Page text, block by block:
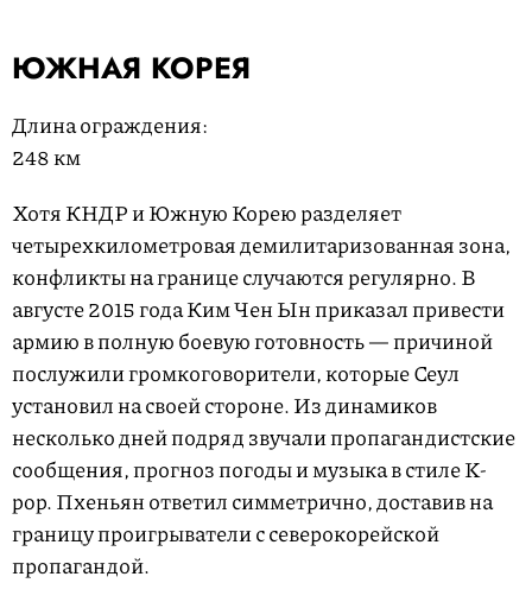
ЮЖНАЯ КОРЕЯ
Длина ограждения:
248 км
Хотя КНДР и Южную Корею разделяет
четырехкилометровая демилитаризованная зона,
конфликты на границе случаются регулярно. В
августе 2015 года Ким Чен Ын приказал привести
армию в полную боевую готовность — причиной
послужили громкоговорители, которые Сеул
установил на своей стороне. Из динамиков
несколько дней подряд звучали пропагандистские
сообщения, прогноз погоды и музыка в стиле K-
pop. Пхеньян ответил симметрично, доставив на
границу проигрыватели с северокорейской
пропагандой.